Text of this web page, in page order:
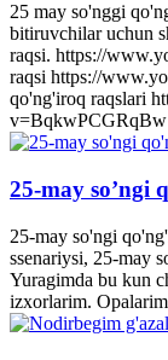
25 may so'nggi
bitiruvchilar uchun
raqsi. https://
raqsi https://
qo'ng'iroq raqslari
v=BqkwPCGRqBw
25-may so’ngi
25-may so'ngi
ssenariysi, 25-may
Yuragimda bu kun
izxorlarim.